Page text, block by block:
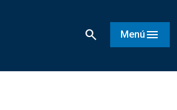
search Menú menu